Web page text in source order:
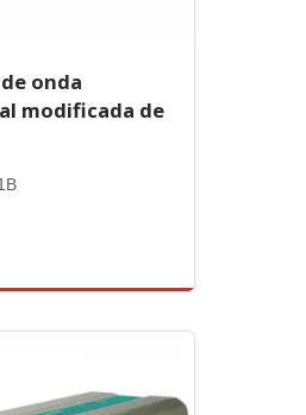
onda
modificada de